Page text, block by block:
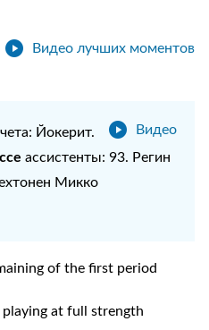
Видео лучших моментов
Видео
Йокерит.
ассистенты: 93. Регин
Микко
of the first period
at full strength